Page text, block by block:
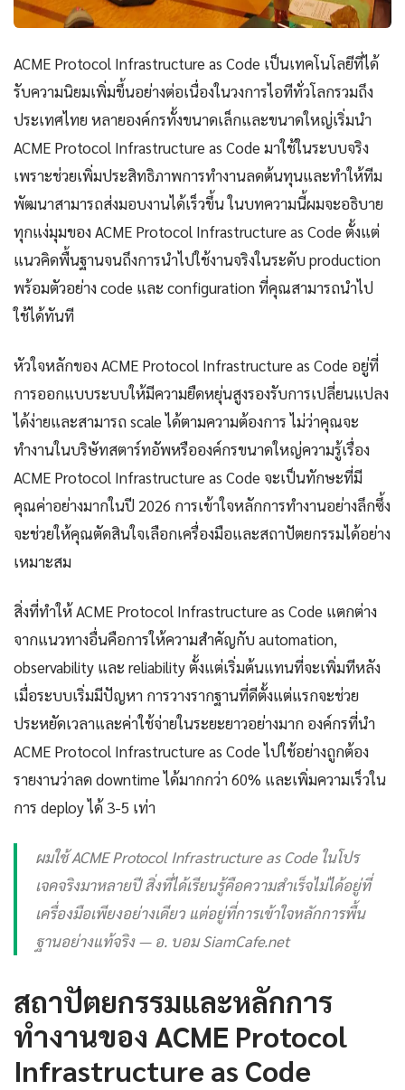
ACME Protocol Infrastructure as Code เป็นเทคโนโลยีที่ได้
รับความนิยมเพิ่มขึ้นอย่างต่อเนื่องในวงการไอทีทั่วโลกรวมถึง
ประเทศไทย หลายองค์กรทั้งขนาดเล็กและขนาดใหญ่เริ่มนำ
ACME Protocol Infrastructure as Code มาใช้ในระบบจริง
เพราะช่วยเพิ่มประสิทธิภาพการทำงานลดต้นทุนและทำให้ทีม
พัฒนาสามารถส่งมอบงานได้เร็วขึ้น ในบทความนี้ผมจะอธิบาย
ทุกแง่มุมของ ACME Protocol Infrastructure as Code ตั้งแต่
แนวคิดพื้นฐานจนถึงการนำไปใช้งานจริงในระดับ production
พร้อมตัวอย่าง code และ configuration ที่คุณสามารถนำไป
ใช้ได้ทันที
หัวใจหลักของ ACME Protocol Infrastructure as Code อยู่ที่
การออกแบบระบบให้มีความยืดหยุ่นสูงรองรับการเปลี่ยนแปลง
ได้ง่ายและสามารถ scale ได้ตามความต้องการ ไม่ว่าคุณจะ
ทำงานในบริษัทสตาร์ทอัพหรือองค์กรขนาดใหญ่ความรู้เรื่อง
ACME Protocol Infrastructure as Code จะเป็นทักษะที่มี
คุณค่าอย่างมากในปี 2026 การเข้าใจหลักการทำงานอย่างลึกซึ้ง
จะช่วยให้คุณตัดสินใจเลือกเครื่องมือและสถาปัตยกรรมได้อย่าง
เหมาะสม
สิ่งที่ทำให้ ACME Protocol Infrastructure as Code แตกต่าง
จากแนวทางอื่นคือการให้ความสำคัญกับ automation,
observability และ reliability ตั้งแต่เริ่มต้นแทนที่จะเพิ่มทีหลัง
เมื่อระบบเริ่มมีปัญหา การวางรากฐานที่ดีตั้งแต่แรกจะช่วย
ประหยัดเวลาและค่าใช้จ่ายในระยะยาวอย่างมาก องค์กรที่นำ
ACME Protocol Infrastructure as Code ไปใช้อย่างถูกต้อง
รายงานว่าลด downtime ได้มากกว่า 60% และเพิ่มความเร็วใน
การ deploy ได้ 3-5 เท่า
ผมใช้ ACME Protocol Infrastructure as Code ในโปร
เจคจริงมาหลายปี สิ่งที่ได้เรียนรู้คือความสำเร็จไม่ได้อยู่ที่
เครื่องมือเพียงอย่างเดียว แต่อยู่ที่การเข้าใจหลักการพื้น
ฐานอย่างแท้จริง — อ. บอม SiamCafe.net
สถาปัตยกรรมและหลักการ
ทำงานของ ACME Protocol
Infrastructure as Code